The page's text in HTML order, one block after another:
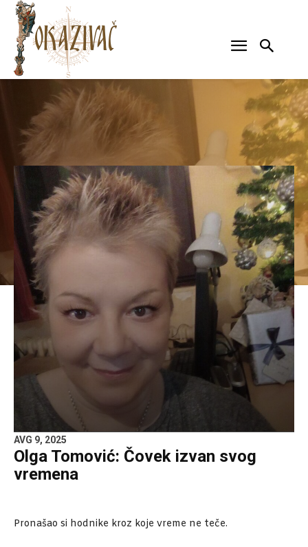
AVG 9, 2025
Olga Tomović: Čovek izvan svog
vremena
Pronašao si hodnike kroz koje vreme ne teče.